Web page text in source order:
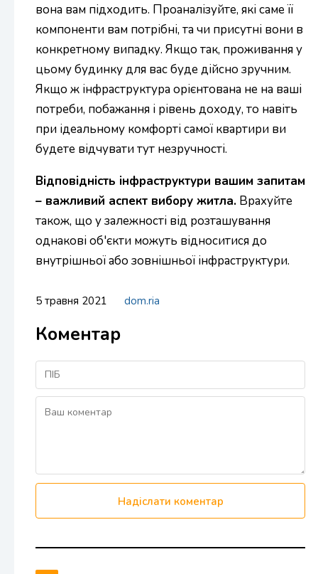
вона вам підходить. Проаналізуйте, які саме її
компоненти вам потрібні, та чи присутні вони в
конкретному випадку. Якщо так, проживання у
цьому будинку для вас буде дійсно зручним.
Якщо ж інфраструктура орієнтована не на ваші
потреби, побажання і рівень доходу, то навіть
при ідеальному комфорті самої квартири ви
будете відчувати тут незручності.
Відповідність інфраструктури вашим запитам
– важливий аспект вибору житла. Врахуйте
також, що у залежності від розташування
однакові об'єкти можуть відноситися до
внутрішньої або зовнішньої інфраструктури.
5 травня 2021 dom.ria
Коментар
Надіслати коментар